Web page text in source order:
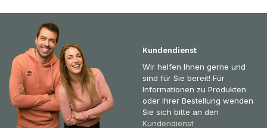
Kundendienst
Wir helfen Ihnen gerne und
sind für Sie bereit! Für
Informationen zu Produkten
oder Ihrer Bestellung wenden
Sie sich bitte an den
Kundendienst